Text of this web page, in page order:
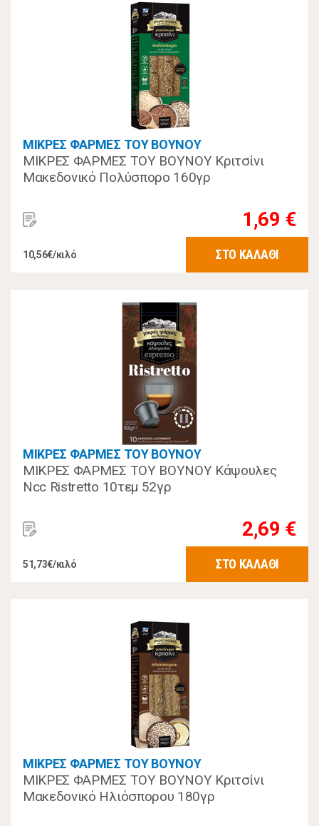
ΜΙΚΡΕΣ ΦΑΡΜΕΣ ΤΟΥ ΒΟΥΝΟΥ
ΜΙΚΡΕΣ ΦΑΡΜΕΣ ΤΟΥ ΒΟΥΝΟΥ Κριτσίνι
Μακεδονικό Πολύσπορο 160γρ
1,69 €
10,56€/κιλό ΣΤΟ ΚΑΛΑΘΙ
ΜΙΚΡΕΣ ΦΑΡΜΕΣ ΤΟΥ ΒΟΥΝΟΥ
ΜΙΚΡΕΣ ΦΑΡΜΕΣ ΤΟΥ ΒΟΥΝΟΥ Κάψουλες
Ncc Ristretto 10τεμ 52γρ
2,69 €
51,73€/κιλό ΣΤΟ ΚΑΛΑΘΙ
ΜΙΚΡΕΣ ΦΑΡΜΕΣ ΤΟΥ ΒΟΥΝΟΥ
ΜΙΚΡΕΣ ΦΑΡΜΕΣ ΤΟΥ ΒΟΥΝΟΥ Κριτσίνι
Μακεδονικό Ηλιόσπορου 180γρ